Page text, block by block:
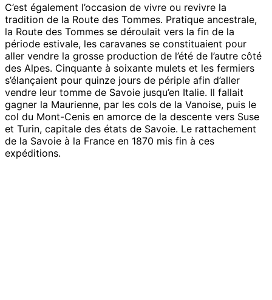
C’est également l’occasion de vivre ou revivre la
tradition de la Route des Tommes. Pratique ancestrale,
la Route des Tommes se déroulait vers la fin de la
période estivale, les caravanes se constituaient pour
aller vendre la grosse production de l’été de l’autre côté
des Alpes. Cinquante à soixante mulets et les fermiers
s’élançaient pour quinze jours de périple afin d’aller
vendre leur tomme de Savoie jusqu’en Italie. Il fallait
gagner la Maurienne, par les cols de la Vanoise, puis le
col du Mont-Cenis en amorce de la descente vers Suse
et Turin, capitale des états de Savoie. Le rattachement
de la Savoie à la France en 1870 mis fin à ces
expéditions.